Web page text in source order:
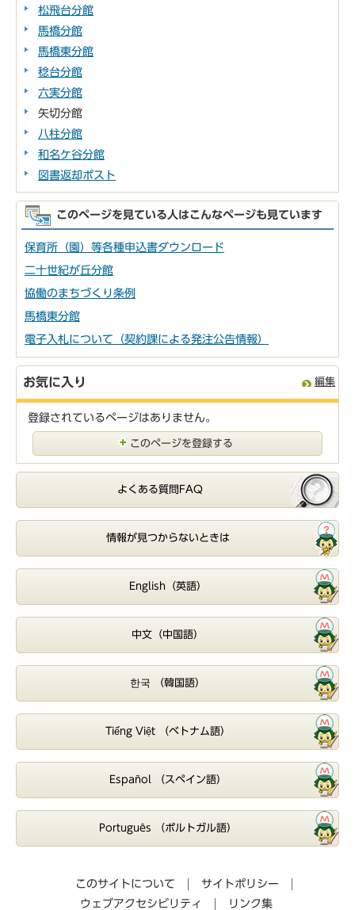
松飛台分館
馬橋分館
馬橋東分館
稔台分館
六実分館
矢切分館
八柱分館
和名ケ谷分館
図書返却ポスト
このページを見ている人はこんなページも見ています
保育所（園）等各種申込書ダウンロード
二十世紀が丘分館
協働のまちづくり条例
馬橋東分館
電子入札について（契約課による発注公告情報）
お気に入り 編集
登録されているページはありません。
このページを登録する
よくある質問FAQ
情報が見つからないときは
English（英語）
中文（中国語）
한국 （韓国語）
Tiếng Việt （ベトナム語）
Español （スペイン語）
Português （ポルトガル語）
このサイトについて
サイトポリシー
ウェブアクセシビリティ
リンク集